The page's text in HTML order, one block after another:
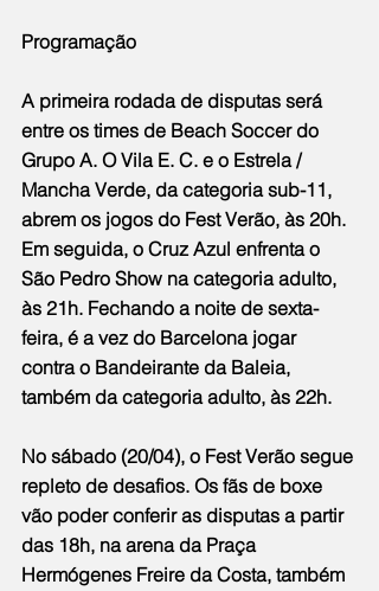
Programação
A primeira rodada de disputas será
entre os times de Beach Soccer do
Grupo A. O Vila E. C. e o Estrela /
Mancha Verde, da categoria sub-11,
abrem os jogos do Fest Verão, às 20h.
Em seguida, o Cruz Azul enfrenta o
São Pedro Show na categoria adulto,
às 21h. Fechando a noite de sexta-
feira, é a vez do Barcelona jogar
contra o Bandeirante da Baleia,
também da categoria adulto, às 22h.
No sábado (20/04), o Fest Verão segue
repleto de desafios. Os fãs de boxe
vão poder conferir as disputas a partir
das 18h, na arena da Praça
Hermógenes Freire da Costa, também